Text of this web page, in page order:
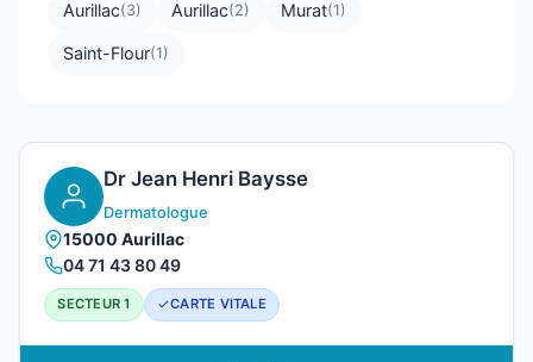
Aurillac(3) Aurillac(2) Murat(1)
Saint-Flour(1)
Dr Jean Henri Baysse
Dermatologue
15000 Aurillac
04 71 43 80 49
SECTEUR 1 CARTE VITALE